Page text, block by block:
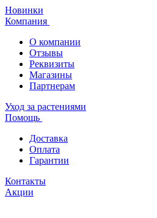
Новинки
Компания
О компании
Отзывы
Реквизиты
Магазины
Партнерам
Уход за растениями
Помощь
Доставка
Оплата
Гарантии
Контакты
Акции